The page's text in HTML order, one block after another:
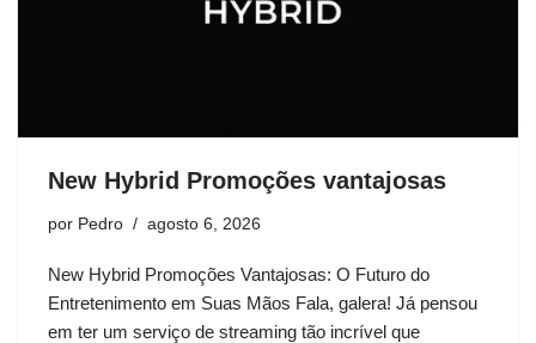
New Hybrid Promoções vantajosas
por Pedro agosto 6, 2026
New Hybrid Promoções Vantajosas: O Futuro do
Entretenimento em Suas Mãos Fala, galera! Já pensou
em ter um serviço de streaming tão incrível que